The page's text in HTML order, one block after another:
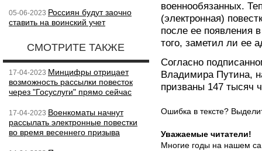
05-06-2023 Россиян будут заочно
ставить на воинский учет
СМОТРИТЕ ТАКЖЕ
17-04-2023 Минцифры отрицает
возможность рассылки повесток
через "Госуслуги" прямо сейчас
17-04-2023 Военкоматы начнут
рассылать электронные повестки
во время весеннего призыва
военнообязанных.
(электронная)
после ее появления
того, заметил ли ее
Согласно
Владимира Путина,
призваны 147 тысяч
Ошибка в тексте?
Уважаемые читатели!
Многие годы на нашем